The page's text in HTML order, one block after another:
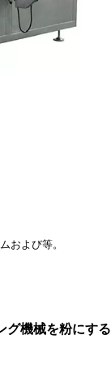
および等。
グ機械を粉にする